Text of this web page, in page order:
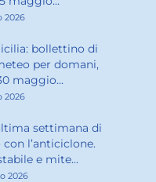
2026
bollettino di
per domani,
maggio...
2026
settimana di
l’anticiclone.
e mite...
2026